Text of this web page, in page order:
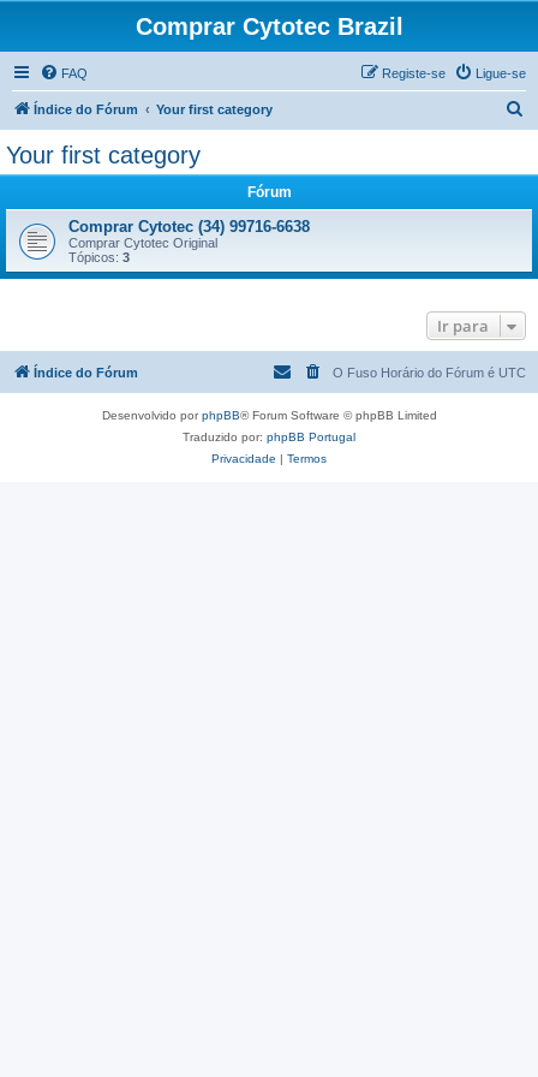
Comprar Cytotec Brazil
FAQ Ligue-se
Registe-se
Índice do Fórum Your first category
s
r
Your first category
Fórum
Comprar Cytotec (34) 99716-6638
Comprar Cytotec Original
Tópicos: 3
Ir para
Índice do Fórum O Fuso Horário do Fórum é UTC
Desenvolvido porphpBB® Forum Software © phpBB Limited
Traduzido por: phpBB Portugal
Privacidade | Termos